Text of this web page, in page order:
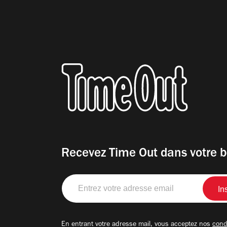
Recevez Time Out dans votre
Entrez
votre
adresse
En entrant votre adresse mail, vous acceptez nos